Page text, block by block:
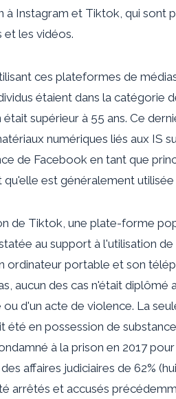
à Instagram et Tiktok, qui sont
les vidéos.
ces plateformes de
étaient dans la catégorie
supérieur à 55 ans. Ce
numériques liés aux IS
de Facebook en tant que
est généralement
de Tiktok, une plate-forme
au support à l'utilisation
ordinateur portable et son
aucun des cas n'était diplômé
d'un acte de violence. La
été en possession de
à la prison en 2017
affaires judiciaires de 62%
arrêtés et accusés